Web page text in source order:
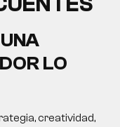
LO
creatividad,